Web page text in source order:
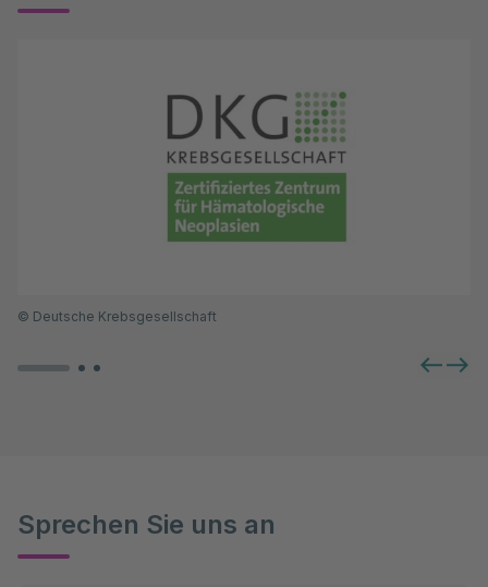
© Deutsche Krebsgesellschaft
Sprechen Sie uns an